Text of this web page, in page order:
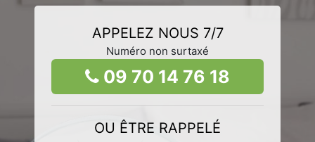
APPELEZ NOUS 7/7
Numéro non surtaxé
09 70 14 76 18
OU ÊTRE RAPPELÉ